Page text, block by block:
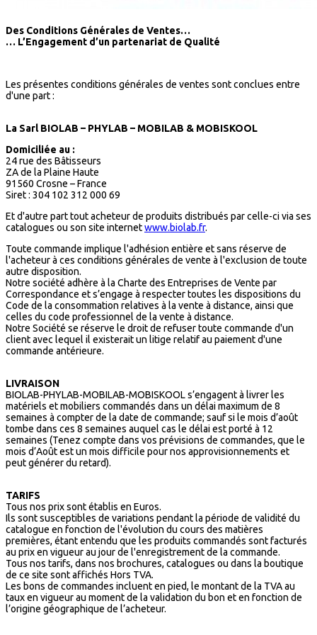
Des Conditions Générales de Ventes…
… L’Engagement d’un partenariat de Qualité
Les présentes conditions générales de ventes sont conclues entre
d'une part :
La Sarl BIOLAB – PHYLAB – MOBILAB & MOBISKOOL
Domiciliée au :
24 rue des Bâtisseurs
ZA de la Plaine Haute
91560 Crosne – France
Siret : 304 102 312 000 69
Et d'autre part tout acheteur de produits distribués par celle-ci via ses
catalogues ou son site internetwww.biolab.fr.
Toute commande implique l'adhésion entière et sans réserve de
l'acheteur à ces conditions générales de vente à l'exclusion de toute
autre disposition.
Notre société adhère à la Charte des Entreprises de Vente par
Correspondance et s’engage à respecter toutes les dispositions du
Code de la consommation relatives à la vente à distance, ainsi que
celles du code professionnel de la vente à distance.
Notre Société se réserve le droit de refuser toute commande d'un
client avec lequel il existerait un litige relatif au paiement d'une
commande antérieure.
LIVRAISON
BIOLAB-PHYLAB-MOBILAB-MOBISKOOL s’engagent à livrer les
matériels et mobiliers commandés dans un délai maximum de 8
semaines à compter de la date de commande; sauf si le mois d’août
tombe dans ces 8 semaines auquel cas le délai est porté à 12
semaines (Tenez compte dans vos prévisions de commandes, que le
mois d’Août est un mois difficile pour nos approvisionnements et
peut générer du retard).
TARIFS
Tous nos prix sont établis en Euros.
Ils sont susceptibles de variations pendant la période de validité du
catalogue en fonction de l'évolution du cours des matières
premières, étant entendu que les produits commandés sont facturés
au prix en vigueur au jour de l'enregistrement de la commande.
Tous nos tarifs, dans nos brochures, catalogues ou dans la boutique
de ce site sont affichés Hors TVA.
Les bons de commandes incluent en pied, le montant de la TVA au
taux en vigueur au moment de la validation du bon et en fonction de
l’origine géographique de l’acheteur.